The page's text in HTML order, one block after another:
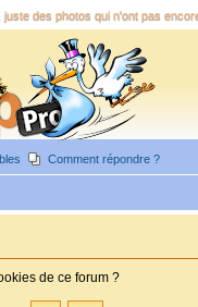
des photos qui n'ont pas
Comment répondre ?
de ce forum ?